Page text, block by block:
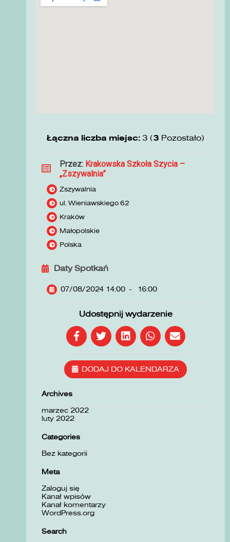
Łączna liczba miejsc: 3 (3 Pozostało)
Przez: Krakowska Szkoła Szycia –
„Zszywalnia”
Zszywalnia
ul. Wieniawskiego 62
Kraków
Małopolskie
Polska
Daty Spotkań
07/08/2024 14:00 - 16:00
Udostępnij wydarzenie
DODAJ DO KALENDARZA
Archives
marzec 2022
luty 2022
Categories
Bez kategorii
Meta
Zaloguj się
Kanał wpisów
Kanał komentarzy
WordPress.org
Search